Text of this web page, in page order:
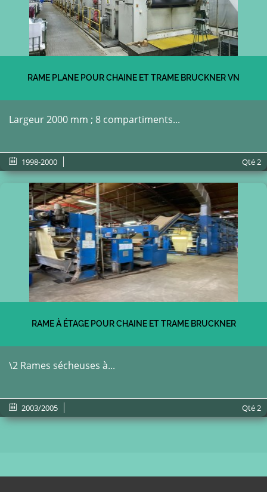
RAME PLANE POUR CHAINE ET TRAME BRUCKNER VN
Largeur 2000 mm ; 8 compartiments...
1998-2000 Qté2
RAME À ÉTAGE POUR CHAINE ET TRAME BRUCKNER
\2 Rames sécheuses à...
2003/2005 Qté2